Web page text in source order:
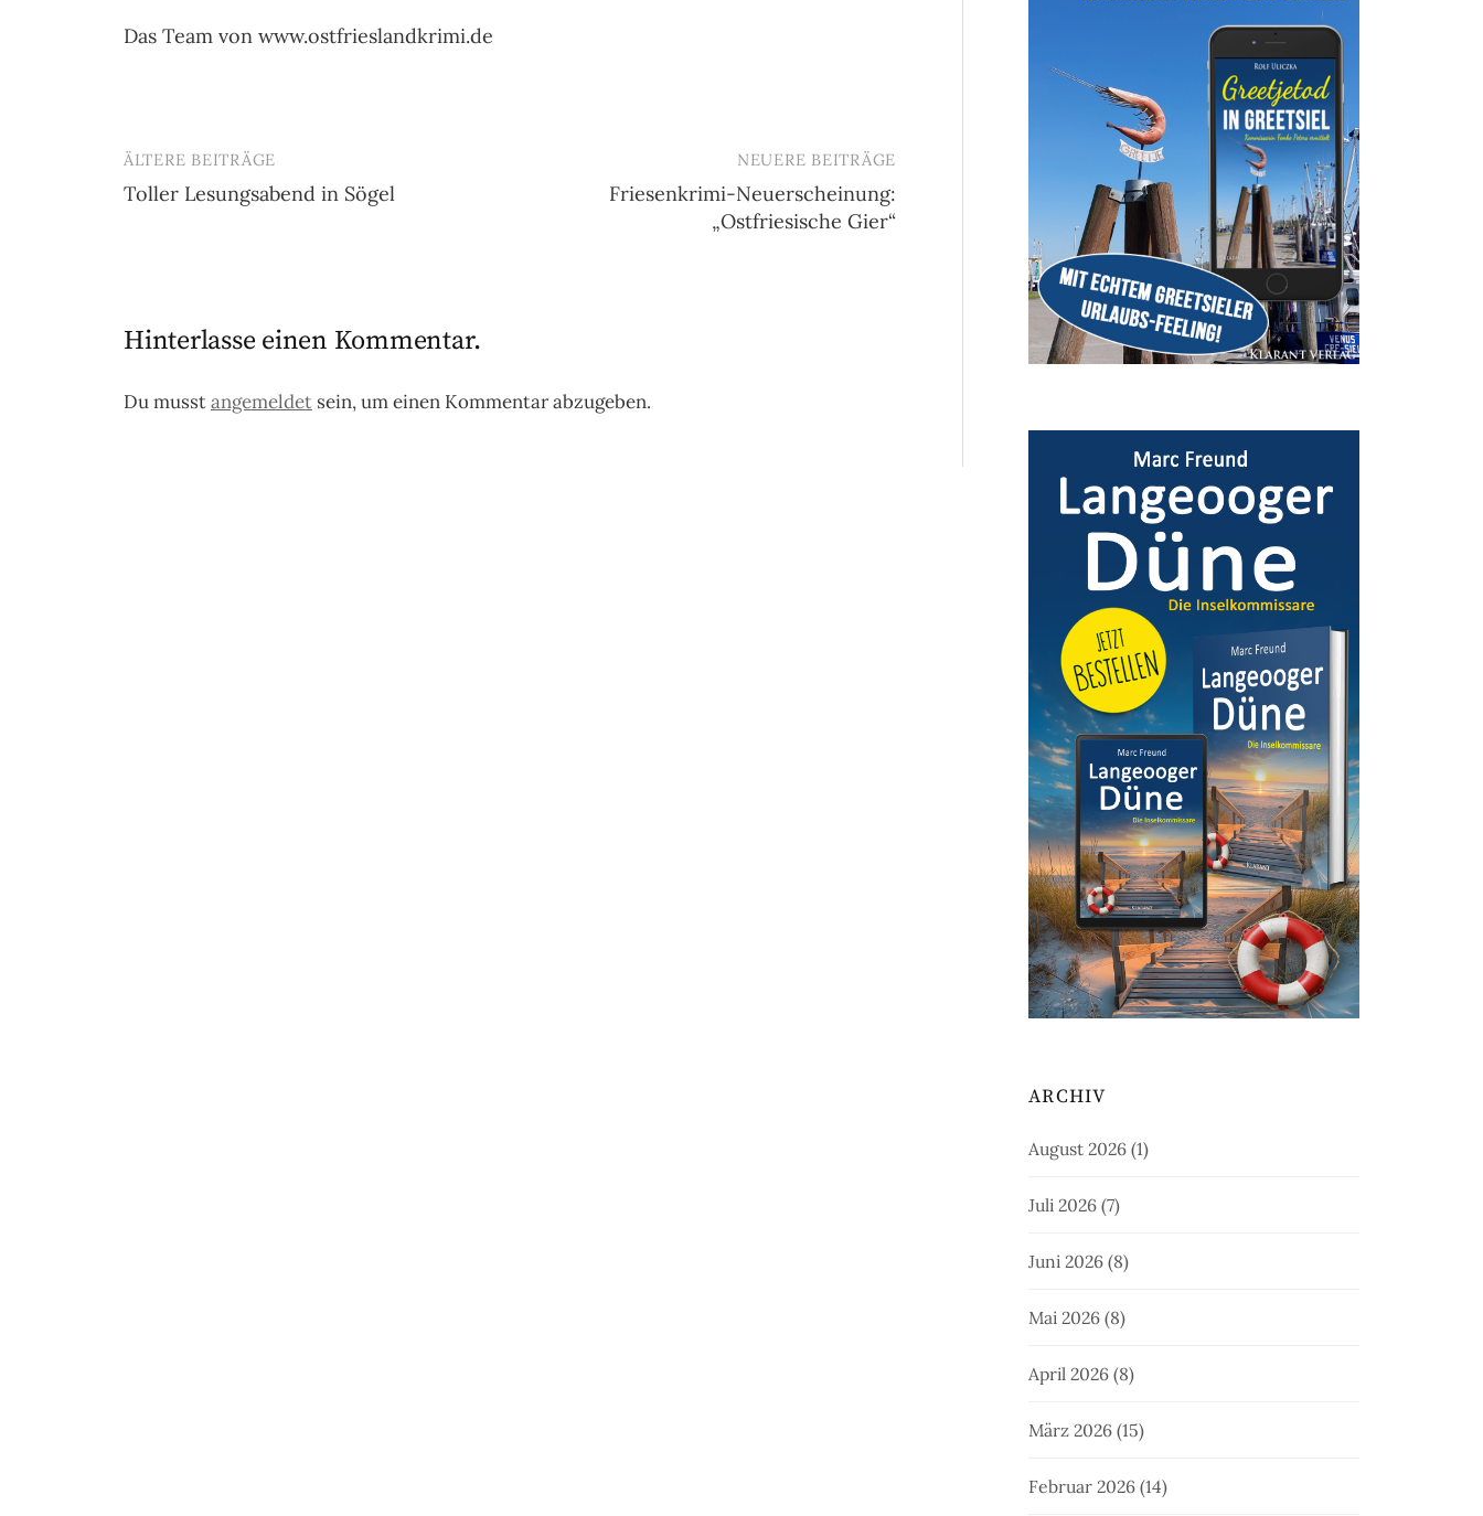
Das Team von www.ostfrieslandkrimi.de
Beitragsnavigation
ÄLTERE BEITRÄGE
Toller Lesungsabend in Sögel
NEUERE BEITRÄGE
Friesenkrimi-Neuerscheinung:
„Ostfriesische Gier“
Hinterlasse einen Kommentar.
Du musstangemeldet sein, um einen Kommentar abzugeben.
ARCHIV
August 2026 (1)
Juli 2026 (7)
Juni 2026 (8)
Mai 2026 (8)
April 2026 (8)
März 2026 (15)
Februar 2026 (14)